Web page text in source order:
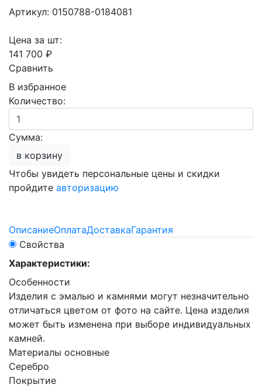
Артикул: 0150788-0184081
Цена за шт:
141 700 ₽
Сравнить
В избранное
Количество:
Сумма:
в корзину
Чтобы увидеть персональные цены и скидки
пройдите авторизацию
ОписаниеОплатаДоставкаГарантия
Свойства
Характеристики:
Особенности
Изделия с эмалью и камнями могут незначительно
отличаться цветом от фото на сайте. Цена изделия
может быть изменена при выборе индивидуальных
камней.
Материалы основные
Серебро
Покрытие